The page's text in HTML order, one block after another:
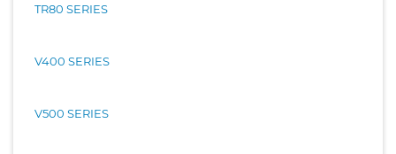
TR80 SERIES
V400 SERIES
V500 SERIES